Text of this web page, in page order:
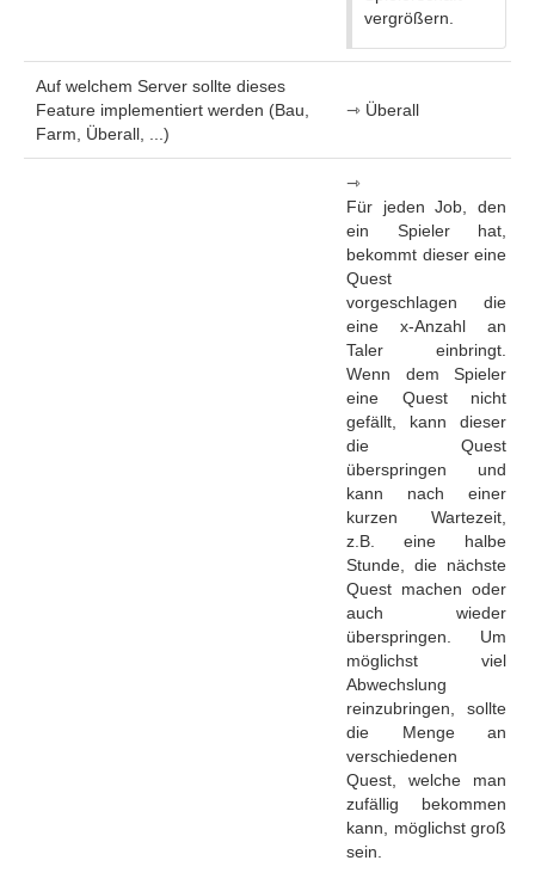
vergrößern.
Auf welchem Server sollte dieses
Feature implementiert werden (Bau,
Farm, Überall, ...)
⇾ Überall
⇾
Für jeden Job, den
ein Spieler hat,
bekommt dieser eine
Quest
vorgeschlagen die
eine x-Anzahl an
Taler einbringt.
Wenn dem Spieler
eine Quest nicht
gefällt, kann dieser
die Quest
überspringen und
kann nach einer
kurzen Wartezeit,
z.B. eine halbe
Stunde, die nächste
Quest machen oder
auch wieder
überspringen. Um
möglichst viel
Abwechslung
reinzubringen, sollte
die Menge an
verschiedenen
Quest, welche man
zufällig bekommen
kann, möglichst groß
sein.